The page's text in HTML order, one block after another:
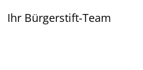
Ihr Bürgerstift-Team